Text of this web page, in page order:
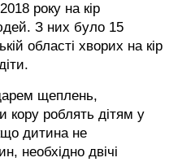
року на кір
З них було 15
області хворих на кір
щеплень,
кору роблять дітям у
дитина не
необхідно двічі